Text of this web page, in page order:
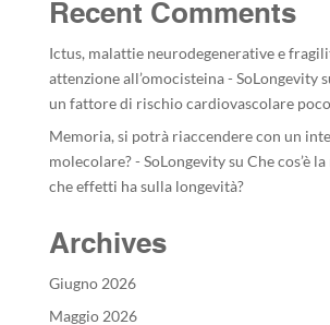
Recent Comments
Ictus, malattie neurodegenerative e
attenzione all’omocisteina - SoLongevity
un fattore di rischio cardiovascolare
Memoria, si potrà riaccendere con un
molecolare? - SoLongevitysu Che cos’è
che effetti ha sulla longevità?
Archives
Giugno 2026
Maggio 2026